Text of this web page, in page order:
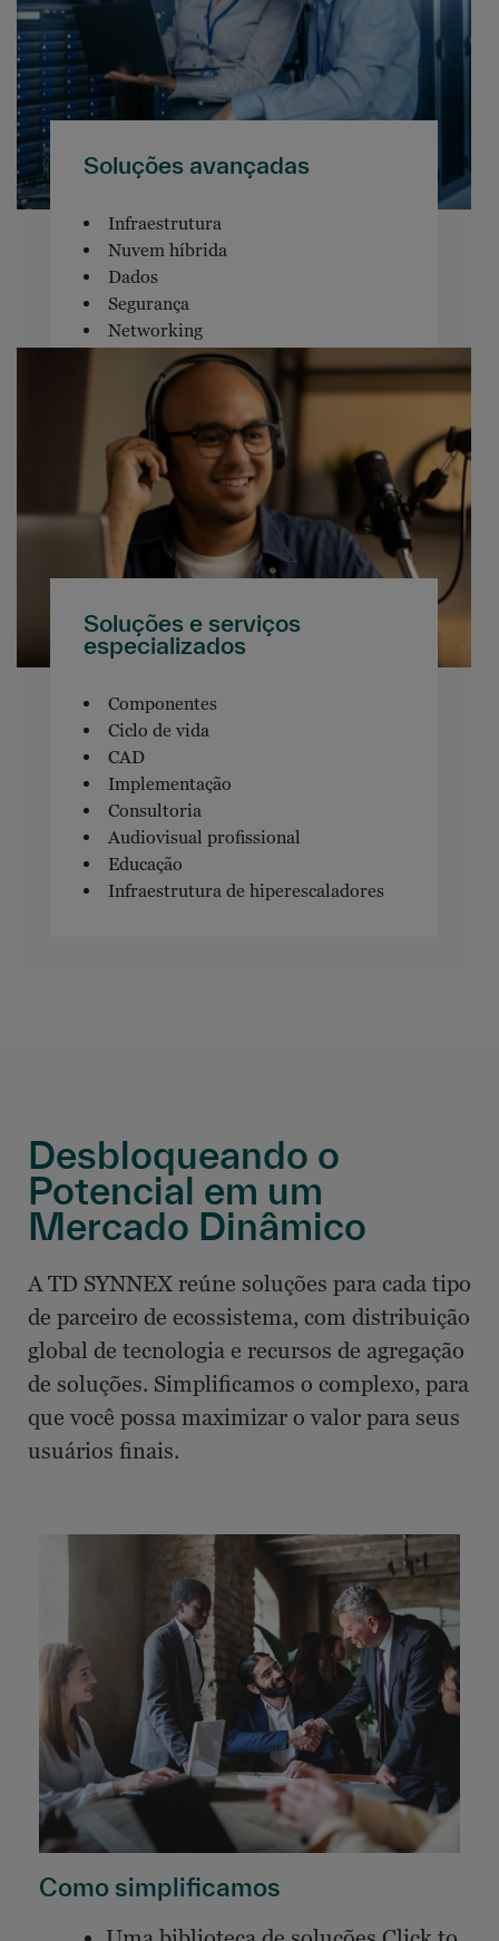
Soluções avançadas
Infraestrutura
Nuvem híbrida
Dados
Segurança
Networking
Software
Soluções e serviços
especializados
Componentes
Ciclo de vida
CAD
Implementação
Consultoria
Audiovisual profissional
Educação
Infraestrutura de hiperescaladores
Desbloqueando o
Potencial em um
Mercado Dinâmico
A TD SYNNEX reúne soluções para cada tipo
de parceiro de ecossistema, com distribuição
global de tecnologia e recursos de agregação
de soluções. Simplificamos o complexo, para
que você possa maximizar o valor para seus
usuários finais.
Como simplificamos